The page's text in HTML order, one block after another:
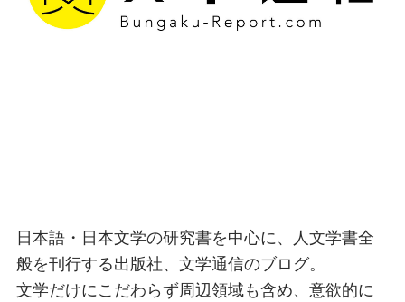
日本語・日本文学の研究書を中心に、人文学書全
般を刊行する出版社、文学通信のブログ。
文学だけにこだわらず周辺領域も含め、意欲的に